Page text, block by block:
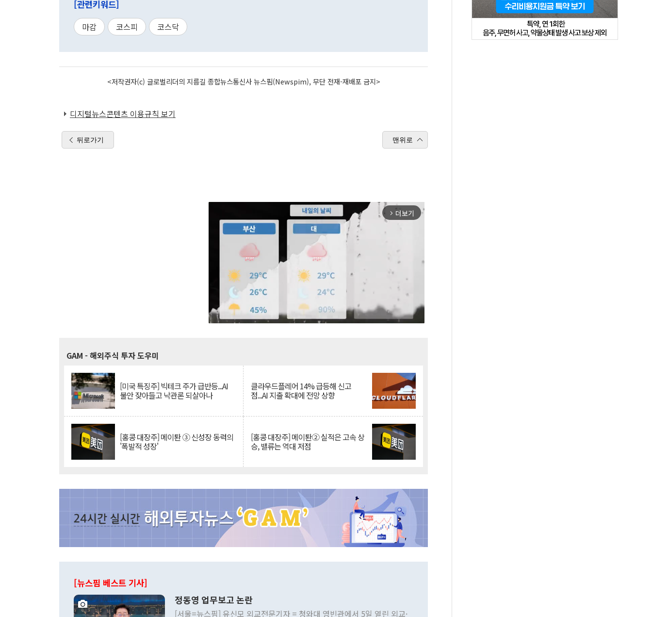
[관련키워드]
마감 코스피 코스닥
<저작권자(c) 글로벌리더의 지름길 종합뉴스통신사 뉴스핌(Newspim), 무단 전재-재배포 금지>
디지털뉴스콘텐츠 이용규칙 보기
뒤로가기 맨위로
arrow_forward_ios 더보기
GAM - 해외주식 투자 도우미
[미국 특징주] 빅테크 주가 급반등...AI
불안 잦아들고 낙관론 되살아나
클라우드플레어 14% 급등해 신고
점...AI 지출 확대에 전망 상향
[홍콩 대장주] 메이퇀 ③ 신성장 동력의
'폭발적 성장'
[홍콩 대장주] 메이퇀② 실적은 고속 상
승, 밸류는 역대 저점
[뉴스핌 베스트 기사]
정동영 업무보고 논란
[서울=뉴스핌] 유신모 외교전문기자 = 청와대 영빈관에서 5일 열린 외교·